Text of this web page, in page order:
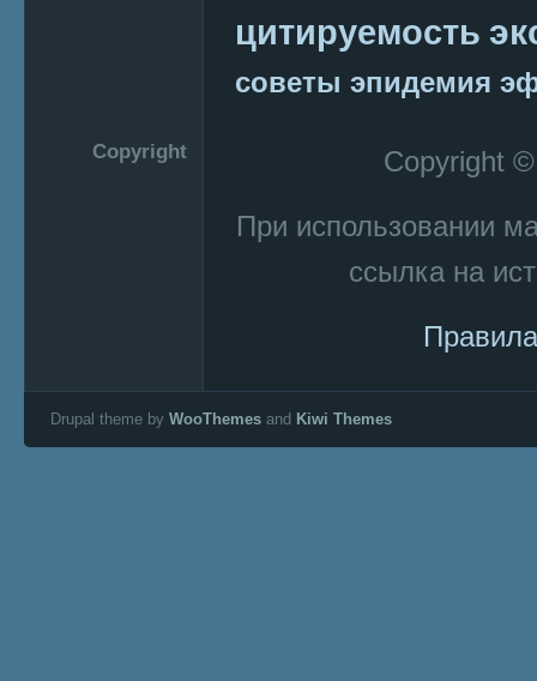
цитируемость
советы эпидемия
Copyright
Copyright
При использовании
ссылка на
Drupal theme by WooThemes and Kiwi Themes